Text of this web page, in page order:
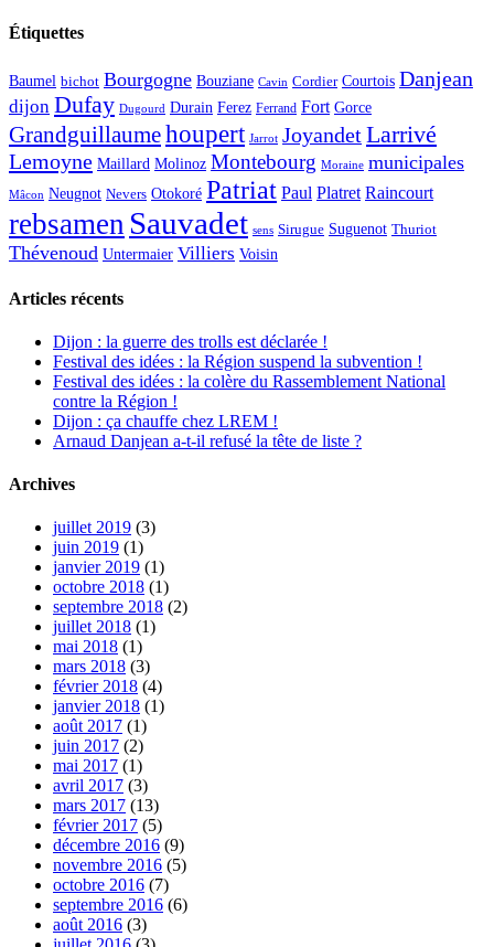
Étiquettes
Baumel bichot Bourgogne Bouziane Cavin Cordier Courtois Danjean
dijon Dufay Dugourd Durain Ferez Ferrand Fort Gorce
Grandguillaumehoupert Jarrot JoyandetLarrivé
Lemoyne Maillard Molinoz Montebourg Moraine municipales
Mâcon Neugnot Nevers Otokoré Patriat Paul Platret Raincourt
rebsamen Sauvadet sens Sirugue Suguenot Thuriot
Thévenoud Untermaier Villiers Voisin
Articles récents
Dijon : la guerre des trolls est déclarée !
Festival des idées : la Région suspend la subvention !
Festival des idées : la colère du Rassemblement National
contre la Région !
Dijon : ça chauffe chez LREM !
Arnaud Danjean a-t-il refusé la tête de liste ?
Archives
juillet 2019 (3)
juin 2019 (1)
janvier 2019 (1)
octobre 2018 (1)
septembre 2018 (2)
juillet 2018 (1)
mai 2018 (1)
mars 2018 (3)
février 2018 (4)
janvier 2018 (1)
août 2017 (1)
juin 2017 (2)
mai 2017 (1)
avril 2017 (3)
mars 2017 (13)
février 2017 (5)
décembre 2016 (9)
novembre 2016 (5)
octobre 2016 (7)
septembre 2016 (6)
août 2016 (3)